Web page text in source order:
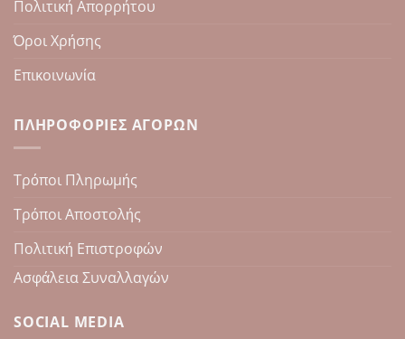
Πολιτική Απορρήτου
Όροι Χρήσης
Επικοινωνία
ΠΛΗΡΟΦΟΡΊΕΣ ΑΓΟΡΏΝ
Τρόποι Πληρωμής
Τρόποι Αποστολής
Πολιτική Επιστροφών
Ασφάλεια Συναλλαγών
SOCIAL MEDIA